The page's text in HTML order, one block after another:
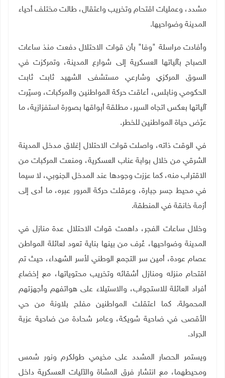
مشدد، وعمليات اقتحام وتخريب واعتقال، طالت مختلف أحياء
المدينة وضواحيها.
وأفادت مراسلة "وفا" بأن قوات الاحتلال دفعت منذ ساعات
الصباح بآلياتها العسكرية إلى شوارع المدينة، وتمركزت في
السوق المركزي وشارعي مستشفى الشهيد ثابت ثابت
الحكومي ونابلس، أعاقت حركة المواطنين والمركبات، وسيّرت
آلياتها بعكس اتجاه السير، مطلقة أبواقها بصورة استفزازية، ما
عرّض حياة المواطنين للخطر.
في الوقت ذاته، واصلت قوات الاحتلال إغلاق مدخل المدينة
الشرقي من خلال بوابة عناب العسكرية، ومنعت المركبات من
الاقتراب منه، كما عززت وجودها عند المدخل الجنوبي، لا سيما
في محيط جسر جبارة، وعرقلت حركة المرور عبره، ما أدى إلى
أزمة خانقة في المنطقة.
وخلال ساعات الفجر، داهمت قوات الاحتلال عدة منازل في
المدينة وضواحيها، عُرف من بينها بناية تعود لعائلة المواطن
عصام عودة، أمين سر التجمع الوطني لأسر الشهداء، حيث تم
اقتحام منزله ومنازل أشقائه وتخريب محتوياتها، مع إخضاع
أفراد العائلة للاستجواب، والاستيلاء على هواتفهم وأجهزتهم
المحمولة. كما اعتقلت المواطنين مفلح بلاونة من حي
الأقصى في ضاحية شويكة، وعامر شحادة من ضاحية عزبة
الجراد.
ويستمر الحصار المشدد على مخيمي طولكرم ونور شمس
ومحيطهما، مع انتشار فرق المشاة والآليات العسكرية داخل